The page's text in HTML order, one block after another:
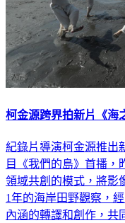
柯金源跨界拍新片《
紀錄片導演柯金源推出
目《我們的島》首播，
領域共創的模式，將影
1年的海岸田野觀察，
內涵的轉譯和創作，共